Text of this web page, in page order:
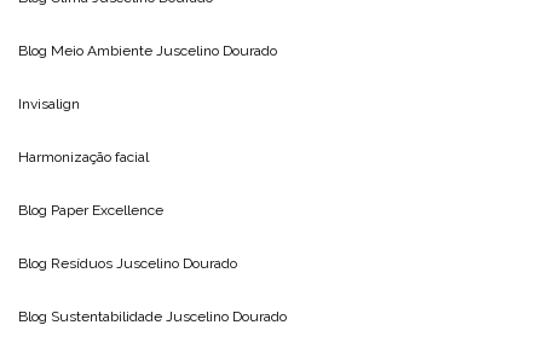
Blog Meio Ambiente Juscelino Dourado
Invisalign
Harmonização facial
Blog Paper Excellence
Blog Resíduos Juscelino Dourado
Blog Sustentabilidade Juscelino Dourado